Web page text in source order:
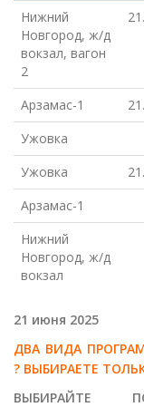
Нижний
Новгород, ж/д
вокзал, вагон
2
Арзамас-1
Ужовка
Ужовка
Арзамас-1
Нижний
Новгород, ж/д
вокзал
21 июня 2025
ДВА ВИДА
? ВЫБИРАЕТЕ
ВЫБИРАЙТЕ